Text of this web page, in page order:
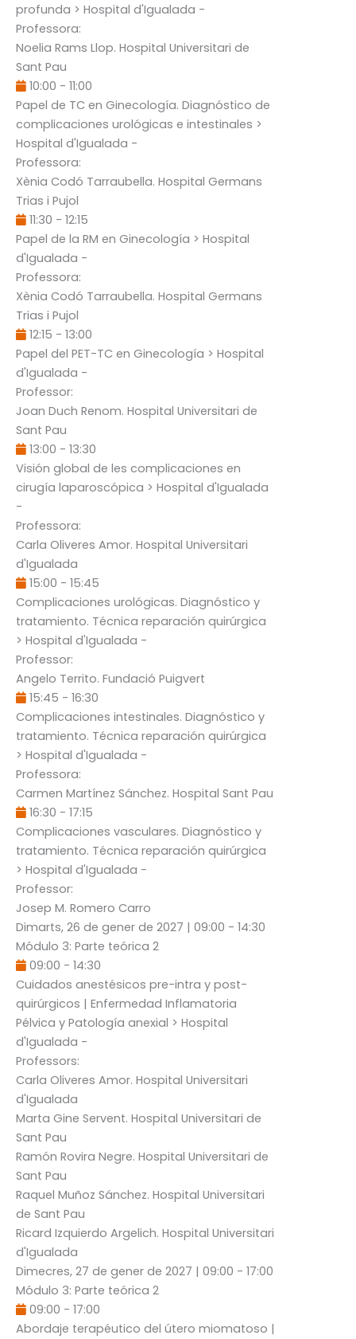
profunda > Hospital d'Igualada -
Professora:
Noelia Rams Llop. Hospital Universitari de
Sant Pau
10:00 - 11:00
Papel de TC en Ginecología. Diagnóstico de
complicaciones urológicas e intestinales >
Hospital d'Igualada -
Professora:
Xènia Codó Tarraubella. Hospital Germans
Trias i Pujol
11:30 - 12:15
Papel de la RM en Ginecología > Hospital
d'Igualada -
Professora:
Xènia Codó Tarraubella. Hospital Germans
Trias i Pujol
12:15 - 13:00
Papel del PET-TC en Ginecología > Hospital
d'Igualada -
Professor:
Joan Duch Renom. Hospital Universitari de
Sant Pau
13:00 - 13:30
Visión global de les complicaciones en
cirugía laparoscópica > Hospital d'Igualada
-
Professora:
Carla Oliveres Amor. Hospital Universitari
d'Igualada
15:00 - 15:45
Complicaciones urológicas. Diagnóstico y
tratamiento. Técnica reparación quirúrgica
> Hospital d'Igualada -
Professor:
Angelo Territo. Fundació Puigvert
15:45 - 16:30
Complicaciones intestinales. Diagnóstico y
tratamiento. Técnica reparación quirúrgica
> Hospital d'Igualada -
Professora:
Carmen Martínez Sánchez. Hospital Sant Pau
16:30 - 17:15
Complicaciones vasculares. Diagnóstico y
tratamiento. Técnica reparación quirúrgica
> Hospital d'Igualada -
Professor:
Josep M. Romero Carro
Dimarts, 26 de gener de 2027 | 09:00 - 14:30
Módulo 3: Parte teórica 2
09:00 - 14:30
Cuidados anestésicos pre-intra y post-
quirúrgicos | Enfermedad Inflamatoria
Pélvica y Patología anexial > Hospital
d'Igualada -
Professors:
Carla Oliveres Amor. Hospital Universitari
d'Igualada
Marta Gine Servent. Hospital Universitari de
Sant Pau
Ramón Rovira Negre. Hospital Universitari de
Sant Pau
Raquel Muñoz Sánchez. Hospital Universitari
de Sant Pau
Ricard Izquierdo Argelich. Hospital Universitari
d'Igualada
Dimecres, 27 de gener de 2027 | 09:00 - 17:00
Módulo 3: Parte teórica 2
09:00 - 17:00
Abordaje terapéutico del útero miomatoso |